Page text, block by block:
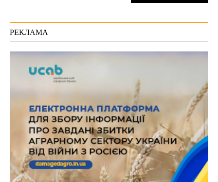
РЕКЛАМА